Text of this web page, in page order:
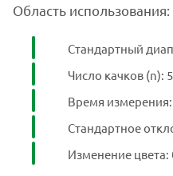
Область использования:
Стандартный
Число качков (n): 5
Время
Стандартное
Изменение